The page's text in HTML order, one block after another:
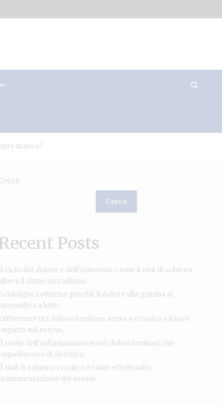
stanco?
Cerca
Posts
ciclo del dolore e dell’insonnia: come il mal di schiena
il ritmo circadiano.
notturna: perchè il dolore alla gamba si
a letto.
tra dolore lombare acuto e cronico e il loro
sul sonno.
ruolo dell’infiammazione nei dolori lombari che
di dormire.
mal di schiena cronico e i suoi effetti sulla
del sonno.